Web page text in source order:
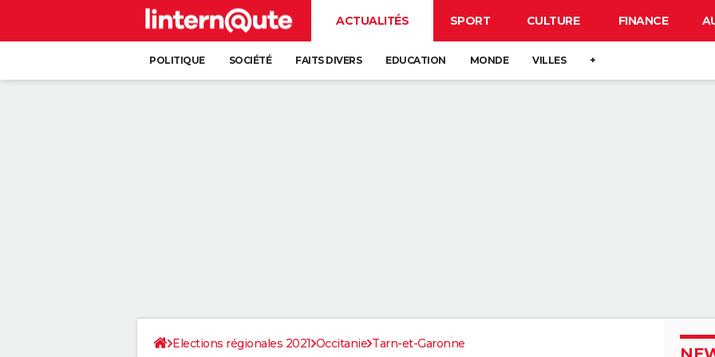
ACTUALITÉS SPORT CULTURE FINANCE
POLITIQUE SOCIÉTÉ FAITS DIVERS EDUCATION MONDE VILLES +
Elections régionales 2021 Occitanie Tarn-et-Garonne